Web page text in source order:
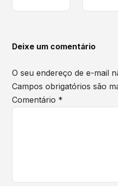
prosperar,
ao
Deixe um comentário
O seu endereço de e-mail
Campos obrigatórios são
Comentário *